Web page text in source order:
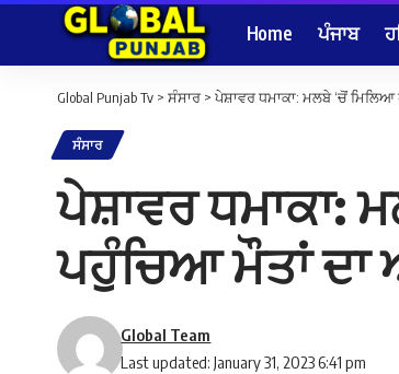
Home ਪੰਜਾਬ
Global Punjab Tv > ਸੰਸਾਰ> ਪੇਸ਼ਾਵਰ ਧਮਾਕਾ: ਮਲਬੇ ‘ਚੋਂ
ਸੰਸਾਰ
ਪੇਸ਼ਾਵਰ ਧਮਾਕਾ:
ਪਹੁੰਚਿਆ ਮੌਤਾਂ ਦਾ
Last updated: January 31, 2023 6:41 pm
Global Team